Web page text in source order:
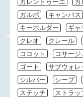
カレンドゥーエ
カ
ガルボ
キャンバス
キーホルダー
ギャ
クレオ
クレール
ココット
コサージ
ゴート
サブウォレ
シルバー
シープ
ステッチ
ストラッ